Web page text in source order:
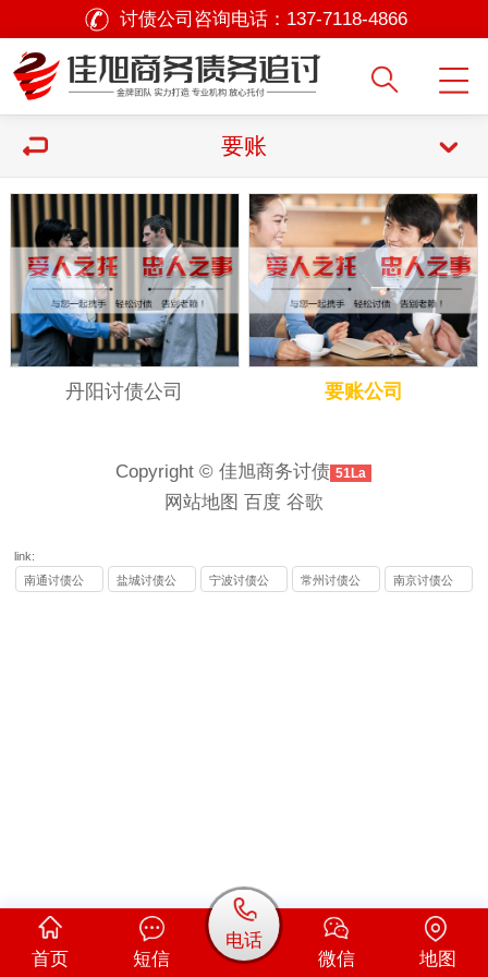
讨债公司咨询电话： 137-7118-4866
要账
丹阳讨债公司 要账公司
Copyright © 佳旭商务讨债 51La
网站地图 百度 谷歌
首页 短信
电话
微信
地图
link:
南通讨债公
盐城讨债公
宁波讨债公
常州讨债公
南京讨债公